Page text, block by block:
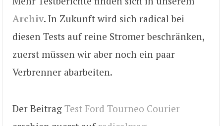
Archiv. In Zukunft wird sich radical bei
diesen Tests auf reine Stromer beschränken,
zuerst müssen wir aber noch ein paar
Verbrenner abarbeiten.
Der Beitrag Test Ford Tourneo Courier